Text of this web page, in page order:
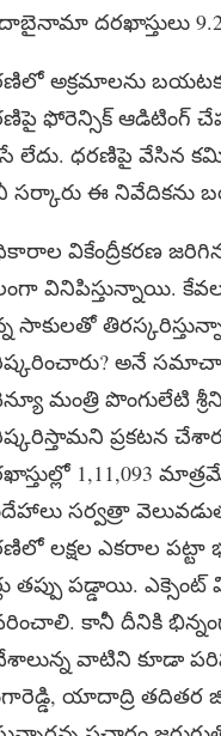
దరఖాస్తులు
అక్రమాలను
ఫోరెన్సిక్ ఆడిటింగ్
లేదు. ధరణిపై వేసిన
సర్కారు ఈ నివేదికను
వికేంద్రీకరణ
వినిపిస్తున్నాయి.
సాకులతో
అనే
మంత్రి పొంగులేటి
ప్రకటన
1,11,093
సర్వత్రా
లక్షల ఎకరాల
తప్పు పడ్డాయి.
కానీ దీనికి
వాటిని కూడా
యాదాద్రి తదితర